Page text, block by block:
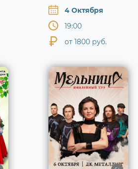
4 Октября
19:00
от 1800 руб.